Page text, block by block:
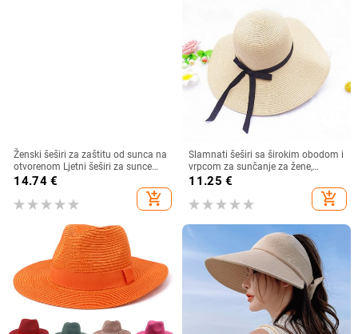
Ženski šeširi za zaštitu od sunca na
otvorenom Ljetni šeširi za sunce
koji propuštaju zrak Široki veliki
obodi Čvrsta UV zaštita Izdubljena
prazna gornja slamnata kapa
14.74€
add_shopping_cart
Slamnati šeširi sa širokim obodom i
vrpcom za sunčanje za žene,
djevojke, ljetna UV zaštita, sklopivi
šešir za plažu, panama kapa za
putovanja na otvorenom
11.25 €
add_shopping_cart